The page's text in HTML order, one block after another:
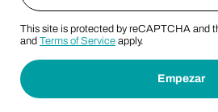
This site is protected by reCAPTCHA and
and Terms of Service apply.